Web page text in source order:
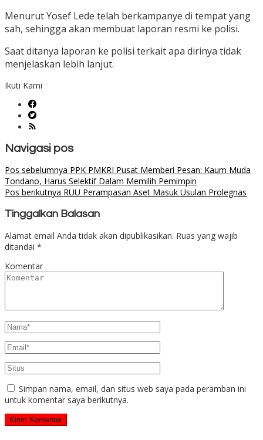
Menurut Yosef Lede telah berkampanye di tempat yang
sah, sehingga akan membuat laporan resmi ke polisi.
Saat ditanya laporan ke polisi terkait apa dirinya tidak
menjelaskan lebih lanjut.
Ikuti Kami
Navigasi pos
Pos sebelumnya PPK PMKRI Pusat Memberi Pesan: Kaum Muda
Tondano, Harus Selektif Dalam Memilih Pemimpin
Pos berikutnya RUU Perampasan Aset Masuk Usulan Prolegnas
Tinggalkan Balasan
Alamat email Anda tidak akan dipublikasikan. Ruas yang wajib
ditandai *
Komentar
Simpan nama, email, dan situs web saya pada peramban ini
untuk komentar saya berikutnya.